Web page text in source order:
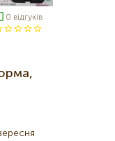
0 відгуків